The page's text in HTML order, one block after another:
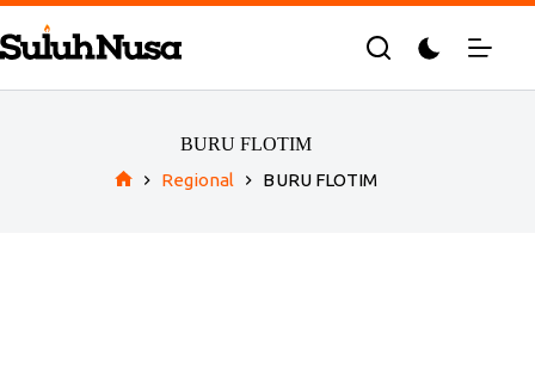
Skip
to
content
BURU FLOTIM
Regional BURU FLOTIM